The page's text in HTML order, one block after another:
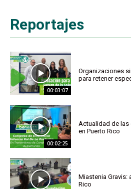
Reportajes
00:03:07
Organizaciones
para retener
00:02:25
Actualidad de
en Puerto Rico
Miastenia Gravis:
Rico